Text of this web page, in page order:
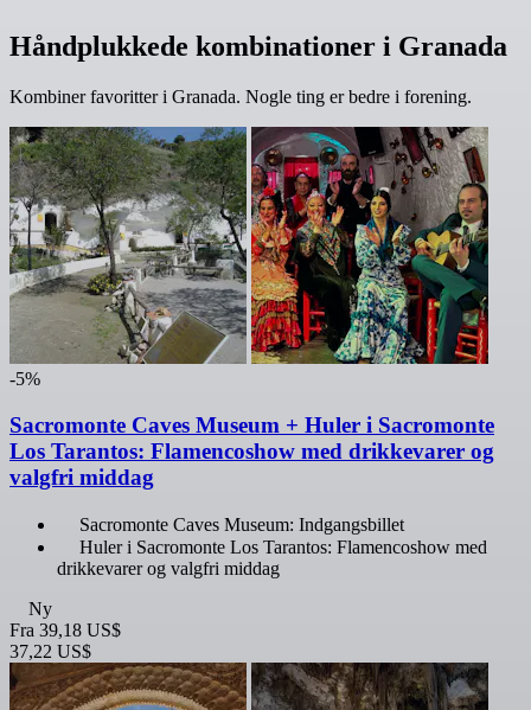
Håndplukkede kombinationer i Granada
Kombiner favoritter i Granada. Nogle ting er bedre i forening.
-5%
Sacromonte Caves Museum + Huler i Sacromonte
Los Tarantos: Flamencoshow med drikkevarer og
valgfri middag
Sacromonte Caves Museum: Indgangsbillet
Huler i Sacromonte Los Tarantos: Flamencoshow med
drikkevarer og valgfri middag
Ny
Fra 39,18 US$
37,22 US$